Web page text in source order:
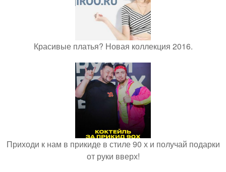
Красивые платья? Новая коллекция 2016.
Приходи к нам в прикиде в стиле 90 х и получай подарки
от руки вверх!